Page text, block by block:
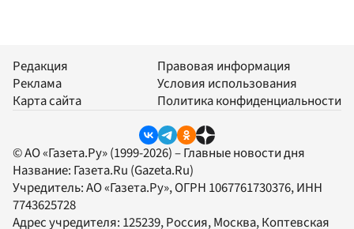
Редакция
Реклама
Карта сайта
Правовая информация
Условия использования
Политика конфиденциальности
© АО «Газета.Ру» (1999-2026) – Главные новости дня
Название: Газета.Ru (Gazeta.Ru)
Учредитель:АО «Газета.Ру», ОГРН 1067761730376, ИНН
7743625728
Адрес учредителя: 125239, Россия, Москва, Коптевская